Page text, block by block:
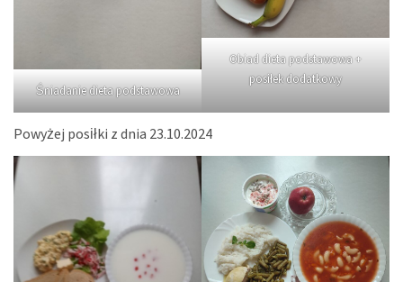
Śniadanie dieta podstawowa
Obiad dieta podstawowa +
posiłek dodatkowy
Powyżej posiłki z dnia 23.10.2024